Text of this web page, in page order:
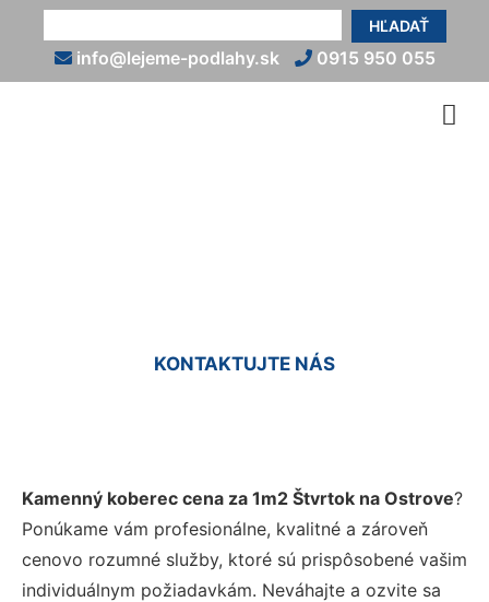
HĽADAŤ
info@lejeme-podlahy.sk 0915 950 055
KONTAKTUJTE NÁS
Kamenný koberec cena za 1m2 Štvrtok na Ostrove?
Ponúkame vám profesionálne, kvalitné a zároveň
cenovo rozumné služby, ktoré sú prispôsobené vašim
individuálnym požiadavkám. Neváhajte a ozvite sa